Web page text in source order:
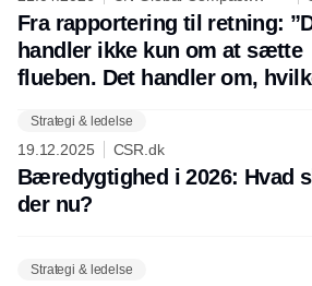
Network Denmark
Fra rapportering til retning:
handler ikke kun om at sætte
flueben. Det handler om,
Strategi & ledelse
19.12.2025 CSR.dk
Bæredygtighed i 2026: Hvad
der nu?
Strategi & ledelse